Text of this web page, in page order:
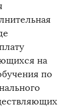
на
по